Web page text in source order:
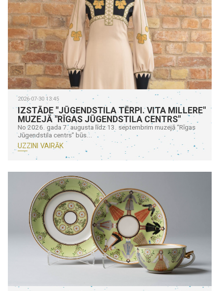
2026-07-30 13:45
IZSTĀDE "JŪGENDSTILA TĒRPI. VITA MILLERE"
MUZEJĀ "RĪGAS JŪGENDSTILA CENTRS"
No 2026. gada 7. augusta līdz 13. septembrim muzejā “Rīgas
Jūgendstila centrs” būs...
UZZINI VAIRĀK